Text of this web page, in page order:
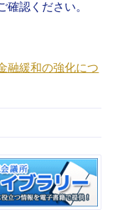
確認ください。
融緩和の強化につ